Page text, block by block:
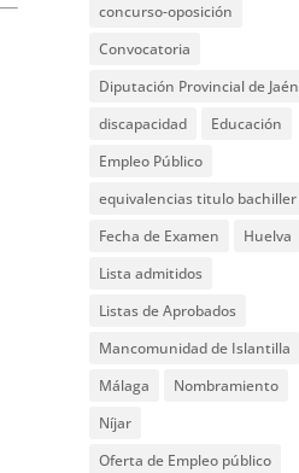
concurso-oposición
Convocatoria
Diputación Provincial de Jaén
discapacidad
Educación
Empleo Público
equivalencias titulo bachiller
Fecha de Examen
Huelva
Lista admitidos
Listas de Aprobados
Mancomunidad de Islantilla
Málaga
Nombramiento
Níjar
Oferta de Empleo público